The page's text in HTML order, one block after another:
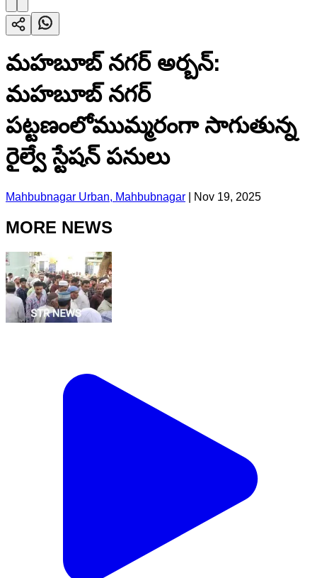
మహబూబ్ నగర్ అర్బన్:
మహబూబ్ నగర్
పట్టణంలోముమ్మరంగా సాగుతున్న
రైల్వే స్టేషన్ పనులు
Mahbubnagar Urban, Mahbubnagar Nov 19, 2025
MORE NEWS